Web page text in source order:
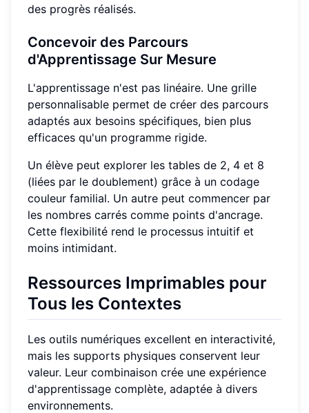
des progrès réalisés.
Concevoir des Parcours
d'Apprentissage Sur Mesure
L'apprentissage n'est pas linéaire. Une grille
personnalisable permet de créer des parcours
adaptés aux besoins spécifiques, bien plus
efficaces qu'un programme rigide.
Un élève peut explorer les tables de 2, 4 et 8
(liées par le doublement) grâce à un codage
couleur familial. Un autre peut commencer par
les nombres carrés comme points d'ancrage.
Cette flexibilité rend le processus intuitif et
moins intimidant.
Ressources Imprimables pour
Tous les Contextes
Les outils numériques excellent en interactivité,
mais les supports physiques conservent leur
valeur. Leur combinaison crée une expérience
d'apprentissage complète, adaptée à divers
environnements.